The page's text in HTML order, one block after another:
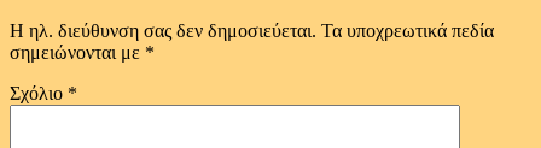
Η ηλ. διεύθυνση σας δεν δημοσιεύεται. Τα υποχρεωτικά πεδία
σημειώνονται με *
Σχόλιο *